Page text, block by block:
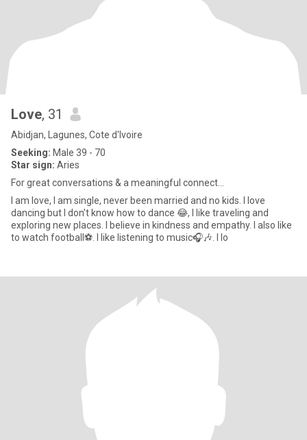
Love, 31
Abidjan, Lagunes, Cote d'Ivoire
Seeking: Male 39 - 70
Star sign: Aries
For great conversations & a meaningful connect...
I am love, I am single, never been married and no kids. I love
dancing but I don't know how to dance 😂, I like traveling and
exploring new places. I believe in kindness and empathy. I also like
to watch football⚽. I like listening to music🎧🎶. I lo